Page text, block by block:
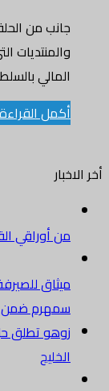
جانب من
والمنتديات
المالي
أكمل
أخر الاخبار
من أوراقي
ميثاق
سمهرم ضمن
الخليج